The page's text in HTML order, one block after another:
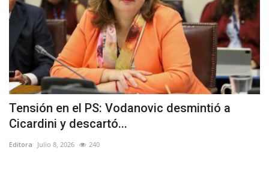
Tensión en el PS: Vodanovic desmintió a
Cicardini y descartó...
Editora Julio 8, 2026 240